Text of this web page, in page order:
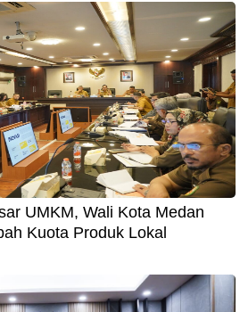
UMKM, Wali Kota Medan
Kuota Produk Lokal